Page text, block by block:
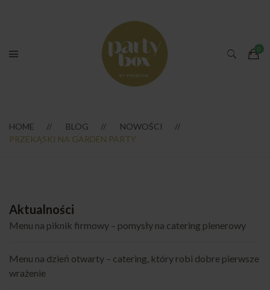
HOME BLOG
NOWOŚCI
PRZEKĄSKI NA GARDEN PARTY
Aktualności
Menu na piknik firmowy – pomysły na catering plenerowy
Menu na dzień otwarty – catering, który robi dobre pierwsze
wrażenie